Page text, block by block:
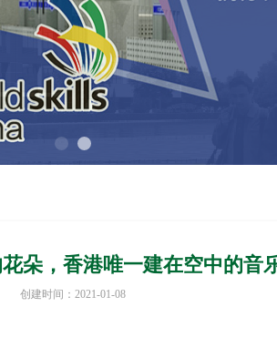
朵，香港唯一建在空中的音
创建时间： 2021-01-08